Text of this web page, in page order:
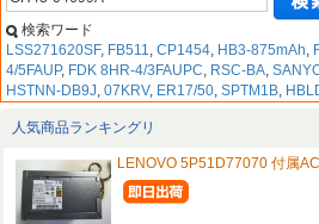
検索ワード
LSS271620SF, FB511, CP1454, HB3-875mAh,
4/5FAUP, FDK 8HR-4/3FAUPC, RSC-BA,
HSTNN-DB9J, 07KRV, ER17/50, SPTM1B,
人気商品ランキングリ
LENOVO 5P51D77070 付属